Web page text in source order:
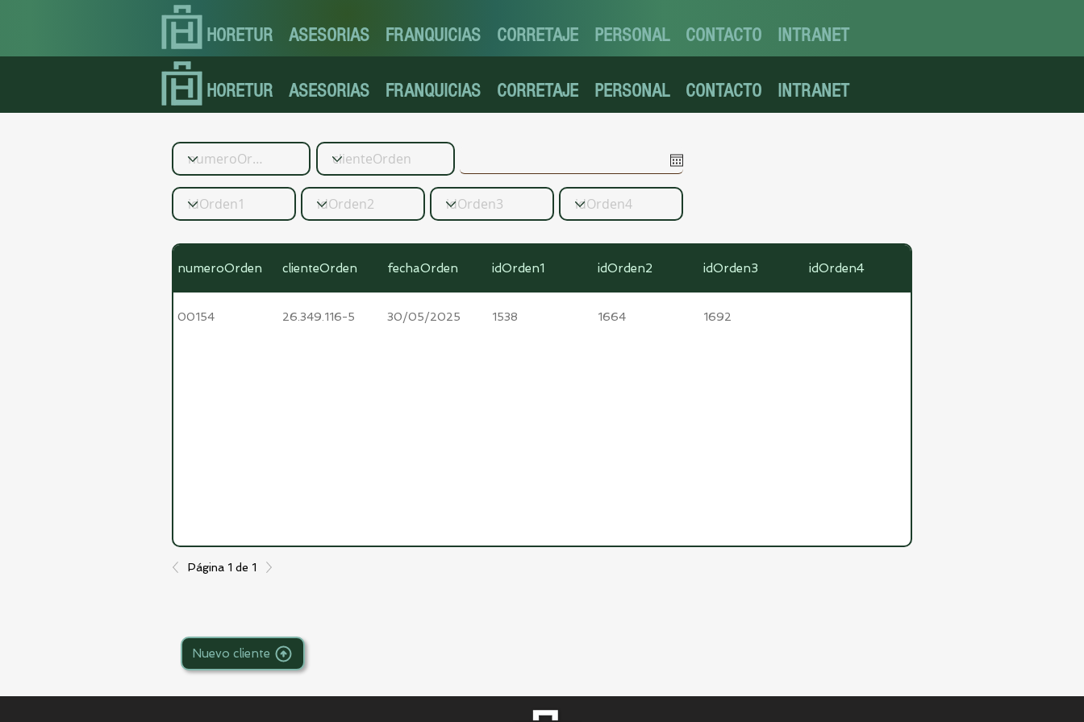
HORETUR ASESORIAS FRANQUICIAS CORRETAJE PERSONAL CONTACTO INTRANET
HORETUR ASESORIAS FRANQUICIAS CORRETAJE PERSONAL CONTACTO INTRANET
numeroOrden clienteOrden fechaOrden idOrden1 idOrden2 idOrden3 idOrden4
00154 26.349.116-5 30/05/2025 1538 1664 1692
Página 1 de 1
Nuevo cliente